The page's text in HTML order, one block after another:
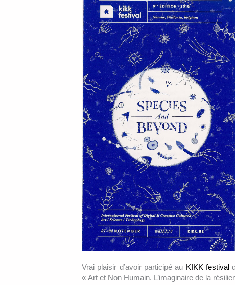
Vrai plaisir d’avoir participé au KIKK festival
« Art et Non Humain. L’imaginaire de la